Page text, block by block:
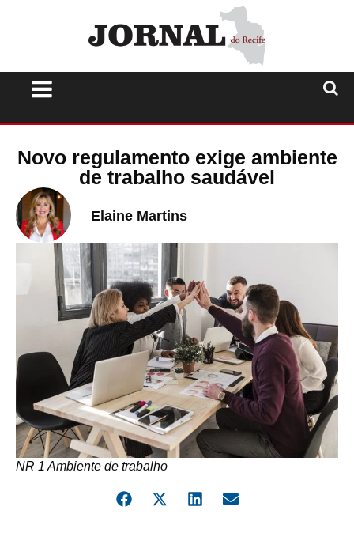
Novo regulamento exige ambiente
de trabalho saudável
Elaine Martins
NR 1 Ambiente de trabalho